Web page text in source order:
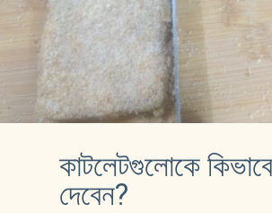
কাটলেটগুলোকে
দেবেন?